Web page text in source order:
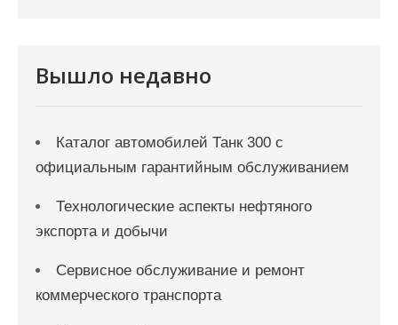
Вышло недавно
Каталог автомобилей Танк 300 с
официальным гарантийным обслуживанием
Технологические аспекты нефтяного
экспорта и добычи
Сервисное обслуживание и ремонт
коммерческого транспорта